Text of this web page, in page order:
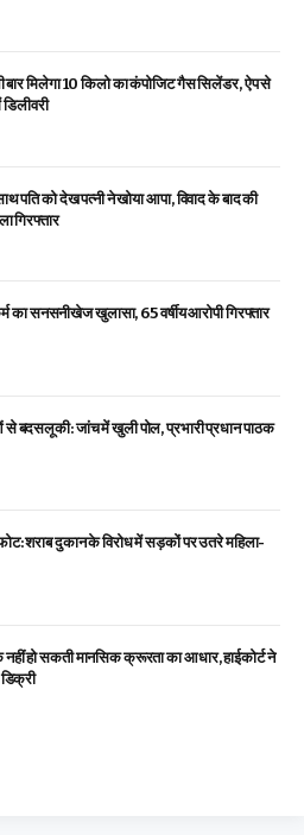
बार मिलेगा 10 किलो का कंपोजिट गैस सिलेंडर, ऐप से
पति को देख पत्नी ने खोया आपा, विवाद के बाद की
गिरफ्तार
का सनसनीखेज खुलासा, 65 वर्षीय आरोपी गिरफ्तार
से बदसलूकी: जांच में खुली पोल, प्रभारी प्रधान पाठक
शराब दुकान के विरोध में सड़कों पर उतरे महिला-
हो सकती मानसिक क्रूरता का आधार, हाईकोर्ट ने